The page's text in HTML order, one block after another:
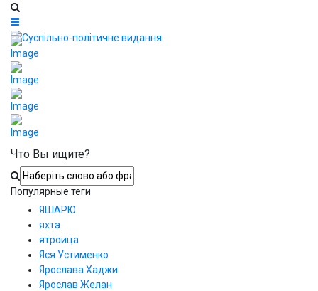
Что Вы ищите?
Популярные теги
ЯШАРЮ
яхта
ятроица
Яся Устименко
Ярослава Хаджи
Ярослав Желан